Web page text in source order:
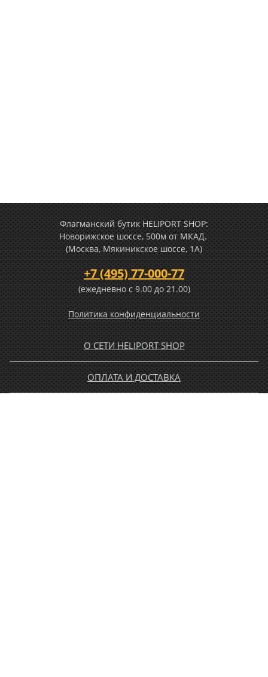
Флагманский бутик HELIPORT SHOP:
Новорижское шоссе, 500м от МКАД.
(Москва, Мякиникское шоссе, 1А)
+7 (495) 77-000-77
(ежедневно c 9.00 до 21.00)
Политика конфиденциальности
О СЕТИ HELIPORT SHOP
ОПЛАТА И ДОСТАВКА